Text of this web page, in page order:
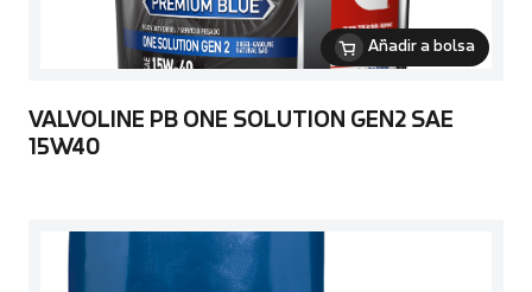
Añadir a bolsa
VALVOLINE PB ONE SOLUTION GEN2 SAE
15W40